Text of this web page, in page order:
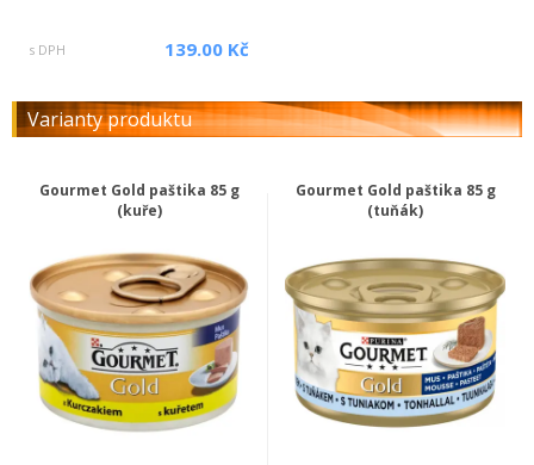
s DPH 139.00 Kč
Varianty produktu
Gourmet Gold paštika 85 g
(kuře)
Gourmet Gold paštika 85 g
(tuňák)